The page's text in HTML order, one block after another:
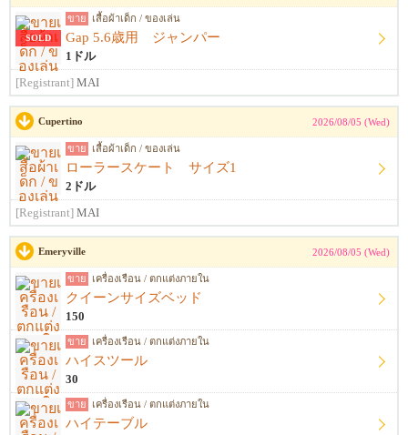
SOLD
ขาย เสื้อผ้าเด็ก / ของเล่น
Gap 5.6歳用 ジャンパー
1ドル
[Registrant] MAI
Cupertino 2026/08/05 (Wed)
ขาย เสื้อผ้าเด็ก / ของเล่น
ローラースケート サイズ1
2ドル
[Registrant] MAI
Emeryville 2026/08/05 (Wed)
ขาย เครื่องเรือน / ตกแต่งภายใน
クイーンサイズベッド
150
ขาย เครื่องเรือน / ตกแต่งภายใน
ハイスツール
30
ขาย เครื่องเรือน / ตกแต่งภายใน
ハイテーブル